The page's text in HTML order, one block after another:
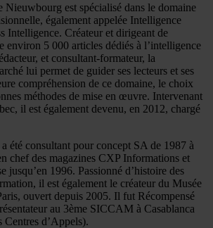
Nieuwbourg est spécialisé dans le domaine
également appelée Intelligence
Intelligence. Créateur et dirigeant de
environ 5 000 articles dédiés à l’intelligence
et consultant-formateur, la
lui permet de guider ses lecteurs et ses
compréhension de ce domaine, le choix
méthodes de mise en œuvre. Intervenant
il est également devenu, en 2012, chargé
été consultant pour concept SA de 1987 à
chef des magazines CXP Informations et
jusqu’en 1996. Passionné d’histoire des
il est également le créateur du Musée
ouvert depuis 2005. Il fut Récompensé
au 3ème SICCAM à Casablanca
Centres d’Appels).